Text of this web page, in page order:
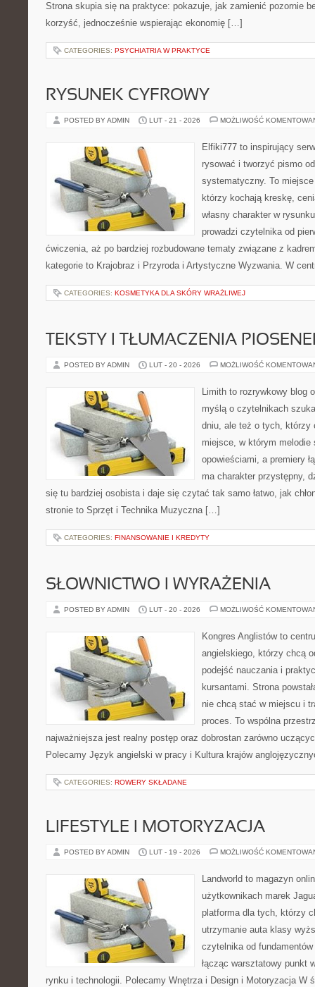
Strona skupia się na praktyce: pokazuje, jak zamienić pozornie
korzyść, jednocześnie wspierając ekonomię […]
CATEGORIES: PSYCHIATRIA W PRAKTYCE
RYSUNEK CYFROWY
POSTED BY ADMIN LUT - 21 - 2026 MOŻLIWOŚĆ
Elfiki777 to inspirujący
rysować i tworzyć pismo
systematyczny. To
którzy kochają kreskę,
własny charakter w
prowadzi czytelnika od
ćwiczenia, aż po bardziej rozbudowane tematy związane z
kategorie to Krajobraz i Przyroda i Artystyczne Wyzwania. W
CATEGORIES: KOSMETYKA DLA SKÓRY WRAŻLIWEJ
TEKSTY I TŁUMACZENIA
POSTED BY ADMIN LUT - 20 - 2026 MOŻLIWOŚĆ
Limith to rozrywkowy blog
myślą o czytelnikach
dniu, ale też o tych, którzy
miejsce, w którym melodie
opowieściami, a premiery
ma charakter przystępny,
się tu bardziej osobista i daje się czytać tak samo łatwo, jak
stronie to Sprzęt i Technika Muzyczna […]
CATEGORIES: FINANSOWANIE I KREDYTY
SŁOWNICTWO I WYRAŻENIA
POSTED BY ADMIN LUT - 20 - 2026 MOŻLIWOŚĆ
Kongres Anglistów to
angielskiego, którzy chcą
podejść nauczania i
kursantami. Strona
nie chcą stać w miejscu i
proces. To wspólna
najważniejsza jest realny postęp oraz dobrostan zarówno
Polecamy Język angielski w pracy i Kultura krajów
CATEGORIES: ROWERY SKŁADANE
LIFESTYLE I MOTORYZACJA
POSTED BY ADMIN LUT - 19 - 2026 MOŻLIWOŚĆ
Landworld to magazyn
użytkownikach marek
platforma dla tych, którzy
utrzymanie auta klasy
czytelnika od
łącząc warsztatowy punkt
rynku i technologii. Polecamy Wnętrza i Design i Motoryzacja W